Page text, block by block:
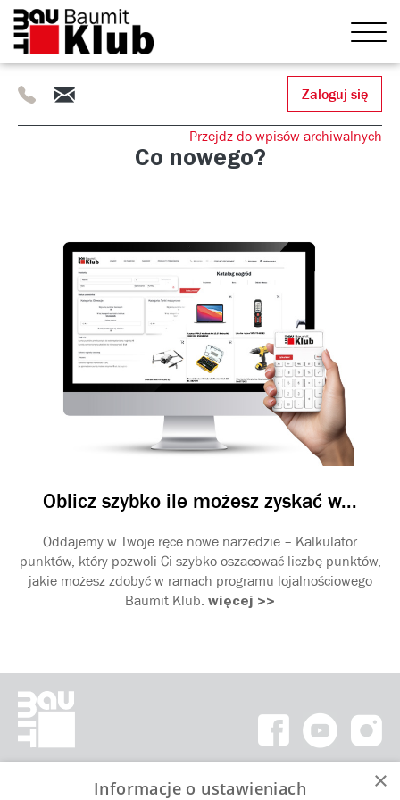
505
info@baumitklub.pl Zaloguj się
Przejdz do wpisów archiwalnych
Co nowego?
Oblicz szybko ile możesz zyskać w...
Oddajemy w Twoje ręce nowe narzedzie – Kalkulator
punktów, który pozwoli Ci szybko oszacować liczbę punktów,
jakie możesz zdobyć w ramach programu lojalnościowego
Baumit Klub. więcej >>
×
Informacje o ustawieniach